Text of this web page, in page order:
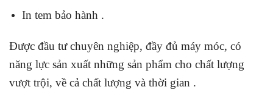
In tem bảo hành .
Được đầu tư chuyên nghiệp, đầy đủ máy móc, có
năng lực sản xuất những sản phẩm cho chất lượng
vượt trội, về cả chất lượng và thời gian .